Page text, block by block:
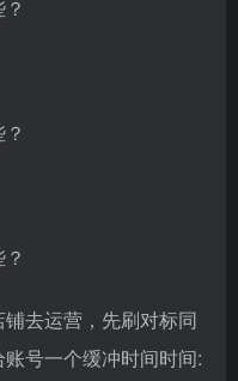
去运营，先刷对标同
号一个缓冲时间时间: